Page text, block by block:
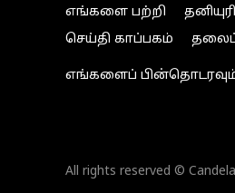
எங்களை பற்றி
செய்தி காப்பகம்
எங்களைப்
All rights reserved ©